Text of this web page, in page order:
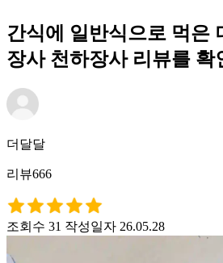
간식에 일반식으로 먹은
장사 천하장사 리뷰를 확
더달달
리뷰666
조회수 31 작성일자 26.05.28